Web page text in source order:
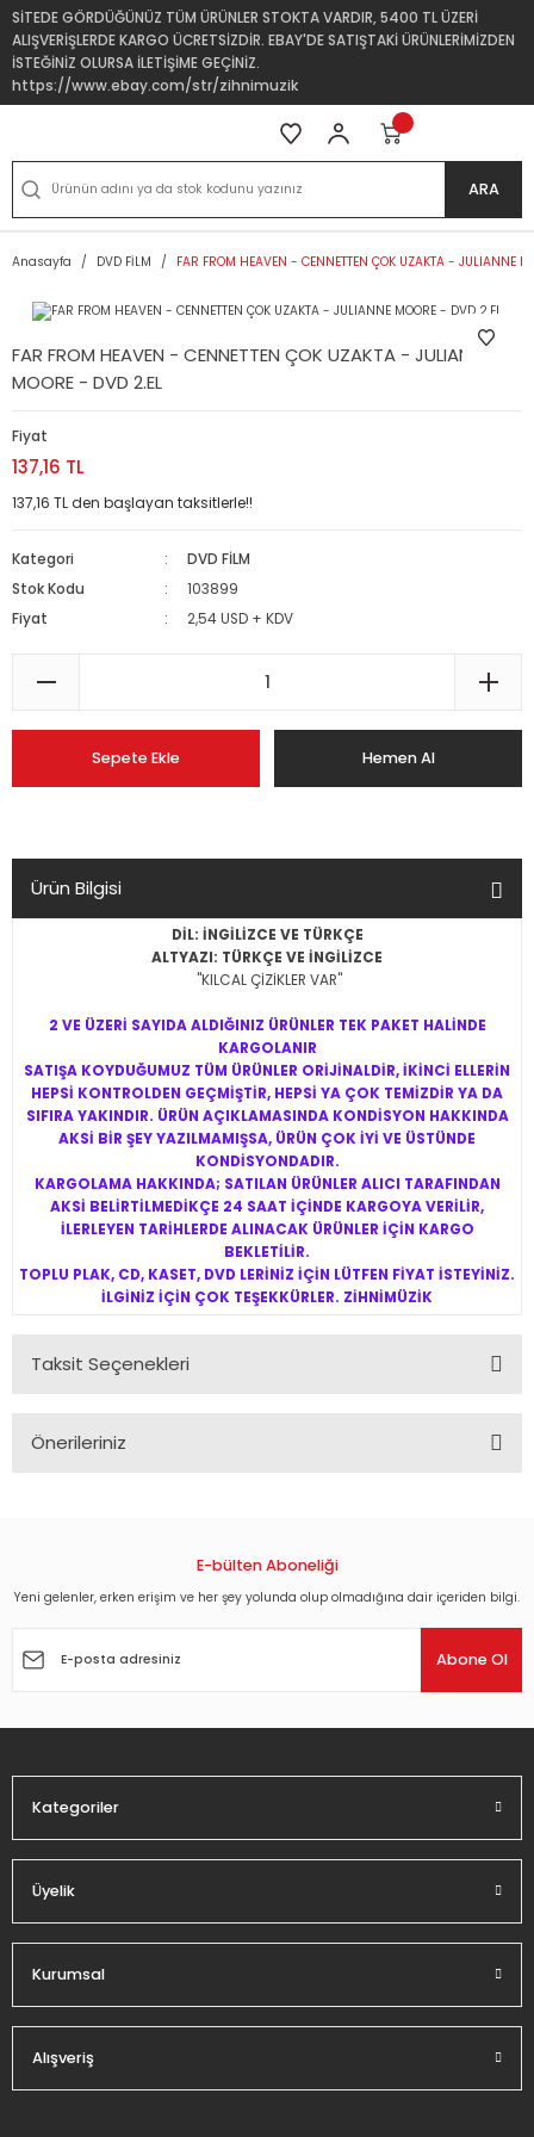
SİTEDE GÖRDÜĞÜNÜZ TÜM ÜRÜNLER STOKTA VARDIR, 5400 TL ÜZERİ
ALIŞVERİŞLERDE KARGO ÜCRETSİZDİR. EBAY'DE SATIŞTAKİ ÜRÜNLERİMİZDEN
İSTEĞİNİZ OLURSA İLETİŞİME GEÇİNİZ.
https://www.ebay.com/str/zihnimuzik
ARA
Anasayfa DVD FİLM FAR FROM HEAVEN - CENNETTEN ÇOK UZAKTA - JULIANNE
FAR FROM HEAVEN - CENNETTEN ÇOK UZAKTA - JULIANNE
MOORE - DVD 2.EL
Fiyat
137,16 TL
137,16 TL den başlayan taksitlerle!!
Kategori
DVD FİLM
Stok Kodu
103899
Fiyat
2,54 USD + KDV
Sepete Ekle Hemen Al
Ürün Bilgisi
DİL: İNGİLİZCE VE TÜRKÇE
ALTYAZI: TÜRKÇE VE İNGİLİZCE
"KILCAL ÇİZİKLER VAR"
2 VE ÜZERİ SAYIDA ALDIĞINIZ ÜRÜNLER TEK PAKET HALİNDE
KARGOLANIR
SATIŞA KOYDUĞUMUZ TÜM ÜRÜNLER ORİJİNALDİR, İKİNCİ ELLERİN
HEPSİ KONTROLDEN GEÇMİŞTİR, HEPSİ YA ÇOK TEMİZDİR YA DA
SIFIRA YAKINDIR. ÜRÜN AÇIKLAMASINDA KONDİSYON HAKKINDA
AKSİ BİR ŞEY YAZILMAMIŞSA, ÜRÜN ÇOK İYİ VE ÜSTÜNDE
KONDİSYONDADIR.
KARGOLAMA HAKKINDA; SATILAN ÜRÜNLER ALICI TARAFINDAN
AKSİ BELİRTİLMEDİKÇE 24 SAAT İÇİNDE KARGOYA VERİLİR,
İLERLEYEN TARİHLERDE ALINACAK ÜRÜNLER İÇİN KARGO
BEKLETİLİR.
TOPLU PLAK, CD, KASET, DVD LERİNİZ İÇİN LÜTFEN FİYAT İSTEYİNİZ.
İLGİNİZ İÇİN ÇOK TEŞEKKÜRLER. ZİHNİMÜZİK
Taksit Seçenekleri
Önerileriniz
Görüş ve önerileriniz için teşekkür ederiz.
Ürün açıklamasında eksik bilgiler bulunuyor.
E-bülten Aboneliği
Yeni gelenler, erken erişim ve her şey yolunda olup olmadığına dair içeriden bilgi.
Abone Ol
Kategoriler
Üyelik
Kurumsal
Alışveriş